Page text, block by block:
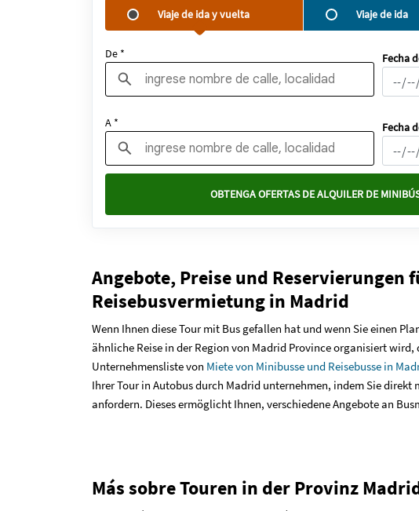
Viaje de ida y vuelta Viaje de ida
De * Fecha
A * Fecha
OBTENGA OFERTAS DE ALQUILER DE
Angebote, Preise und Reservierungen
Reisebusvermietung in Madrid
Wenn Ihnen diese Tour mit Bus gefallen hat und wenn Sie einen
ähnliche Reise in der Region von Madrid Province organisiert
Unternehmensliste von Miete von Minibusse und Reisebusse in
Ihrer Tour in Autobus durch Madrid unternehmen, indem Sie direkt
anfordern. Dieses ermöglicht Ihnen, verschiedene Angebote an
Más sobre Touren in der Provinz